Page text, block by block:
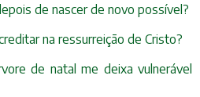
de nascer de novo possível?
na ressurreição de Cristo?
de natal me deixa vulnerável